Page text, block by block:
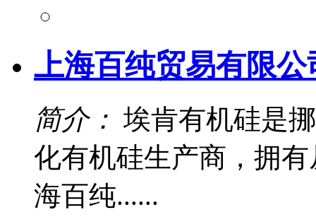
上海百纯贸易有限公
简介： 埃肯有机硅是
化有机硅生产商，拥
海百纯......